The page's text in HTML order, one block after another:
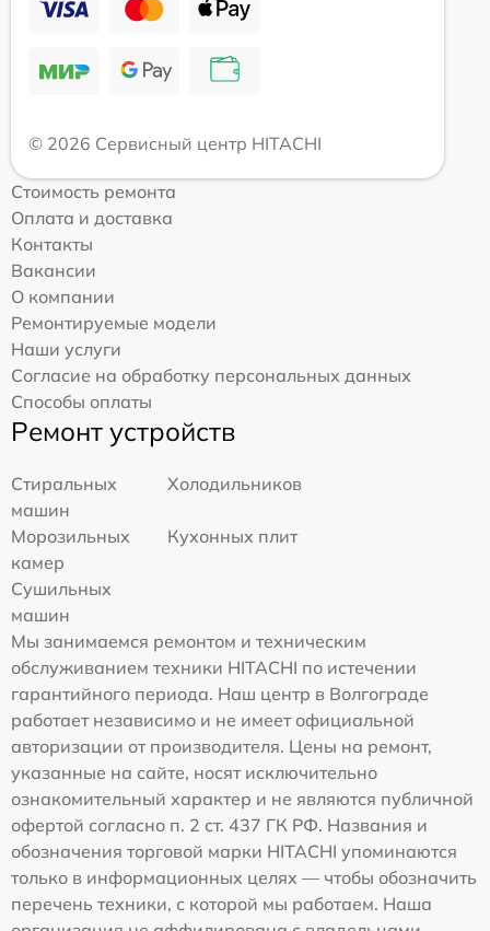
© 2026 Сервисный центр HITACHI
Стоимость ремонта
Оплата и доставка
Контакты
Вакансии
О компании
Ремонтируемые модели
Наши услуги
Согласие на обработку персональных данных
Способы оплаты
Ремонт устройств
Стиральных
машин
Холодильников
Морозильных
камер
Кухонных плит
Сушильных
машин
Мы занимаемся ремонтом и техническим
обслуживанием техники HITACHI по истечении
гарантийного периода. Наш центр в Волгограде
работает независимо и не имеет официальной
авторизации от производителя. Цены на ремонт,
указанные на сайте, носят исключительно
ознакомительный характер и не являются публичной
офертой согласно п. 2 ст. 437 ГК РФ. Названия и
обозначения торговой марки HITACHI упоминаются
только в информационных целях — чтобы обозначить
перечень техники, с которой мы работаем. Наша